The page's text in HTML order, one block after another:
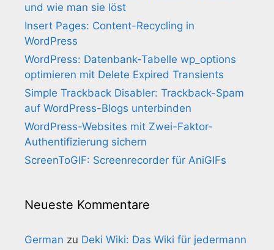
und wie man sie löst
Insert Pages: Content-Recycling in
WordPress
WordPress: Datenbank-Tabelle wp_options
optimieren mit Delete Expired Transients
Simple Trackback Disabler: Trackback-Spam
auf WordPress-Blogs unterbinden
WordPress-Websites mit Zwei-Faktor-
Authentifizierung sichern
ScreenToGIF: Screenrecorder für AniGIFs
Neueste Kommentare
German zu Deki Wiki: Das Wiki für jedermann